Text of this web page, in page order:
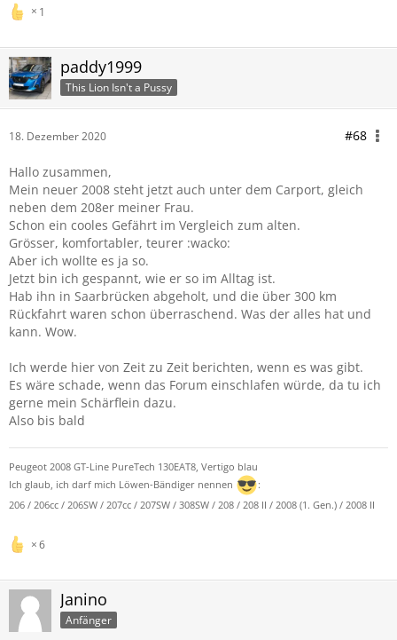
1
paddy1999
This Lion Isn't a Pussy
18. Dezember 2020 #68
Hallo zusammen,
Mein neuer 2008 steht jetzt auch unter dem Carport, gleich
neben dem 208er meiner Frau.
Schon ein cooles Gefährt im Vergleich zum alten.
Grösser, komfortabler, teurer :wacko:
Aber ich wollte es ja so.
Jetzt bin ich gespannt, wie er so im Alltag ist.
Hab ihn in Saarbrücken abgeholt, und die über 300 km
Rückfahrt waren schon überraschend. Was der alles hat und
kann. Wow.
Ich werde hier von Zeit zu Zeit berichten, wenn es was gibt.
Es wäre schade, wenn das Forum einschlafen würde, da tu ich
gerne mein Schärflein dazu.
Also bis bald
Peugeot 2008 GT-Line PureTech 130EAT8, Vertigo blau
Ich glaub, ich darf mich Löwen-Bändiger nennen
:
206 / 206cc / 206SW / 207cc / 207SW / 308SW / 208 / 208 II / 2008 (1. Gen.) / 2008 II
6
Janino
Anfänger